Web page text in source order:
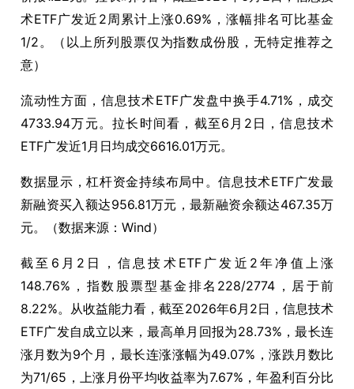
术ETF广发近2周累计上涨0.69%，涨幅排名可比基金
1/2。（以上所列股票仅为指数成份股，无特定推荐之
意）
流动性方面，信息技术ETF广发盘中换手4.71%，成交
4733.94万元。拉长时间看，截至6月2日，信息技术
ETF广发近1月日均成交6616.01万元。
数据显示，杠杆资金持续布局中。信息技术ETF广发最
新融资买入额达956.81万元，最新融资余额达467.35万
元。（数据来源：Wind）
截至6月2日，信息技术ETF广发近2年净值上涨
148.76%，指数股票型基金排名228/2774，居于前
8.22%。从收益能力看，截至2026年6月2日，信息技术
ETF广发自成立以来，最高单月回报为28.73%，最长连
涨月数为9个月，最长连涨涨幅为49.07%，涨跌月数比
为71/65，上涨月份平均收益率为7.67%，年盈利百分比